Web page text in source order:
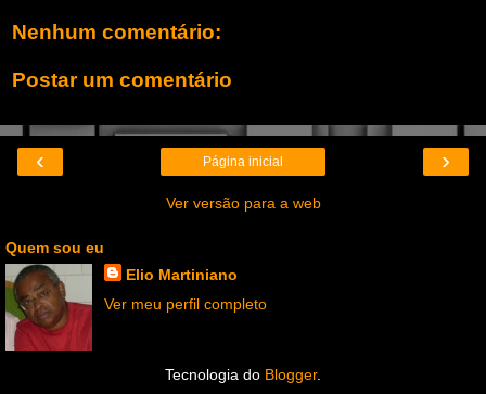
Nenhum comentário:
Postar um comentário
‹ ›
Página inicial
Ver versão para a web
Quem sou eu
Elio Martiniano
Ver meu perfil completo
Tecnologia do Blogger.